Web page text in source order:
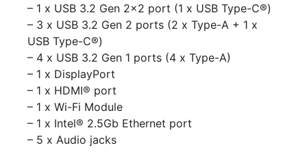
– 1 x USB 3.2 Gen 2×2 port (1 x USB Type-C®)
– 3 x USB 3.2 Gen 2 ports (2 x Type-A + 1 x
USB Type-C®)
– 4 x USB 3.2 Gen 1 ports (4 x Type-A)
– 1 x DisplayPort
– 1 x HDMI® port
– 1 x Wi-Fi Module
– 1 x Intel® 2.5Gb Ethernet port
– 5 x Audio jacks